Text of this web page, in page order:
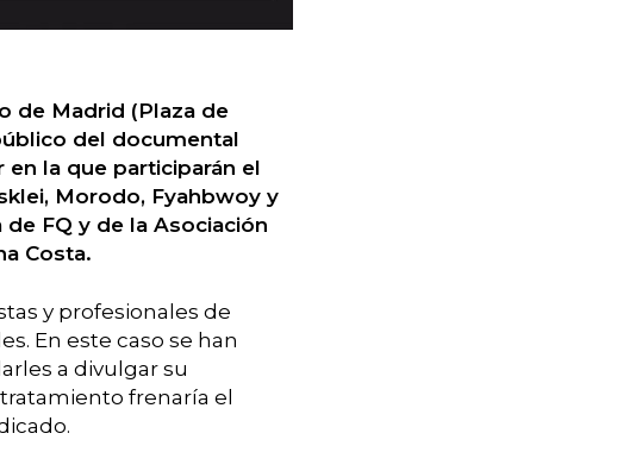
de Madrid (Plaza de
del documental
en la que participarán el
Morodo, Fyahbwoy y
FQ y de la Asociación
Costa.
y profesionales de
En este caso se han
a divulgar su
frenaría el